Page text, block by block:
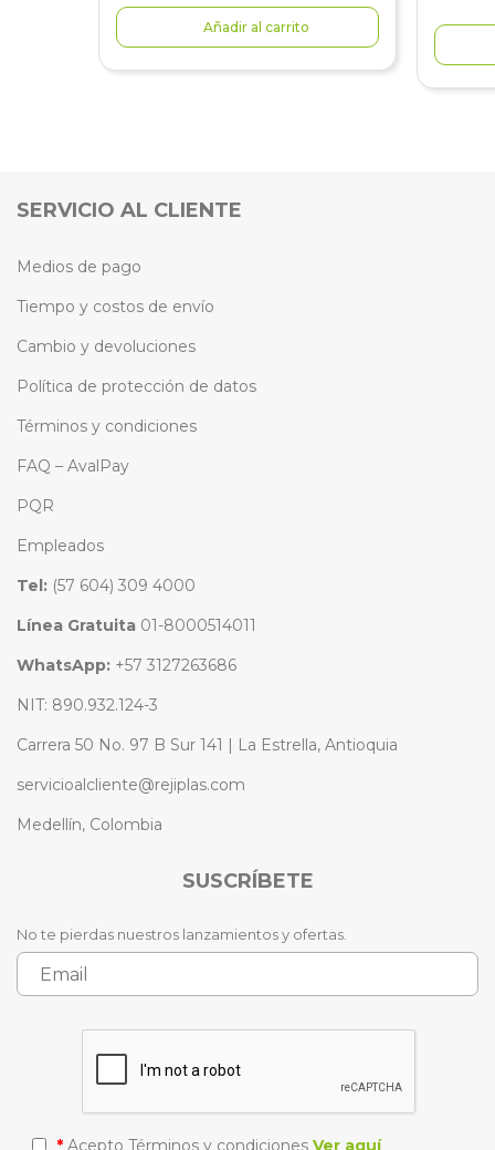
Añadir al carrito
SERVICIO AL CLIENTE
Medios de pago
Tiempo y costos de envío
Cambio y devoluciones
Política de protección de datos
Términos y condiciones
FAQ – AvalPay
PQR
Empleados
Tel: (57 604) 309 4000
Línea Gratuita 01-8000514011
WhatsApp: +57 3127263686
NIT: 890.932.124-3
Carrera 50 No. 97 B Sur 141 | La Estrella, Antioquia
servicioalcliente@rejiplas.com
Medellín, Colombia
SUSCRÍBETE
No te pierdas nuestros lanzamientos y ofertas.
* Acepto Términos y condiciones Ver aquí